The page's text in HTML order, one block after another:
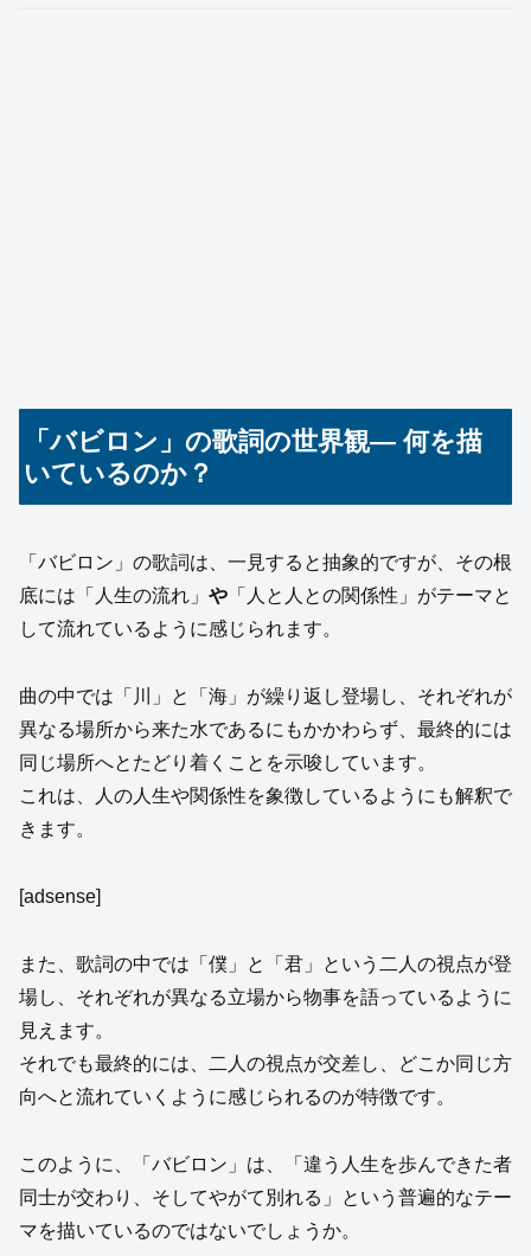
「バビロン」の歌詞の世界観— 何を描
いているのか？
「バビロン」の歌詞は、一見すると抽象的ですが、その根
底には「人生の流れ」 や 「人と人との関係性」がテーマと
して流れているように感じられます。
曲の中では「川」と「海」が繰り返し登場し、それぞれが
異なる場所から来た水であるにもかかわらず、最終的には
同じ場所へとたどり着くことを示唆しています。
これは、人の人生や関係性を象徴しているようにも解釈で
きます。
[adsense]
また、歌詞の中では「僕」と「君」という二人の視点が登
場し、それぞれが異なる立場から物事を語っているように
見えます。
それでも最終的には、二人の視点が交差し、どこか同じ方
向へと流れていくように感じられるのが特徴です。
このように、「バビロン」は、「違う人生を歩んできた者
同士が交わり、そしてやがて別れる」という普遍的なテー
マを描いているのではないでしょうか。